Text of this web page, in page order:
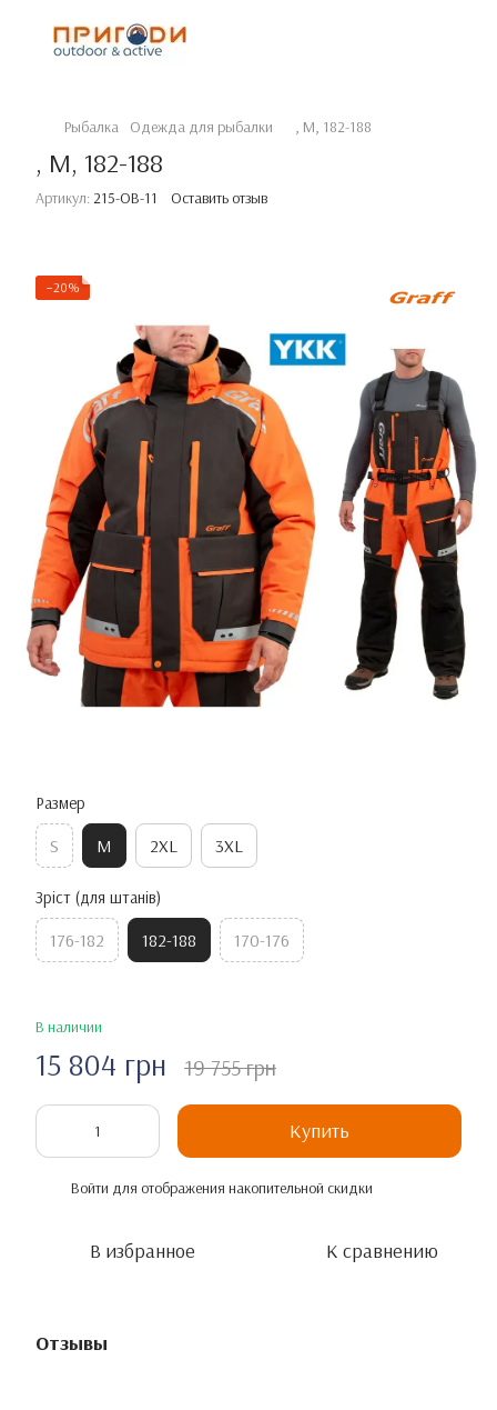
Рыбалка Одежда для рыбалки , M, 182-188
, M, 182-188
Артикул: 215-OB-11 Оставить отзыв
−20%
Размер
S M 2XL 3XL
Зріст (для штанів)
176-182 182-188 170-176
В наличии
15 804 грн 19 755 грн
Купить
Войти для отображения накопительной скидки
В избранное К сравнению
Отзывы